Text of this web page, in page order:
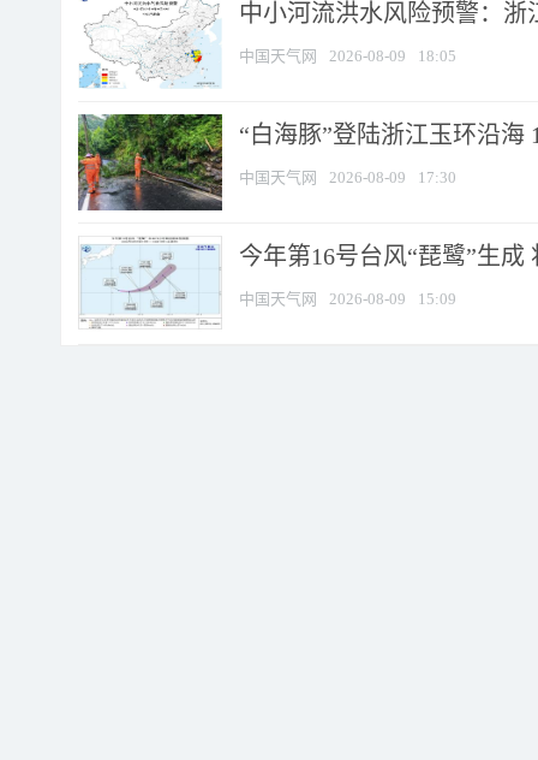
中小河流洪水风险预警：
中国天气网 2026-08-09 18:05
“白海豚”登陆浙江玉环沿海
中国天气网 2026-08-09 17:30
今年第16号台风“琵鹭”生
中国天气网 2026-08-09 15:09